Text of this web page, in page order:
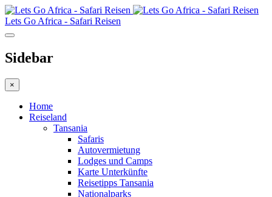
Lets Go Africa - Safari Reisen
Sidebar
×
Home
Reiseland
Tansania
Safaris
Autovermietung
Lodges und Camps
Karte Unterkünfte
Reisetipps Tansania
Nationalparks